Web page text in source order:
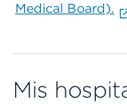
Medical Board).
Mis